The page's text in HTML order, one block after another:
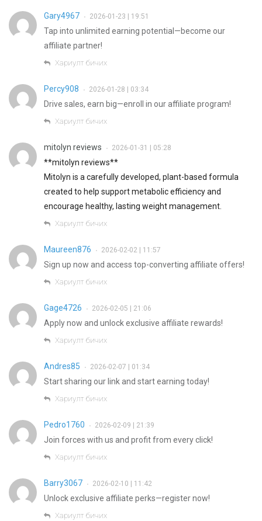
Gary4967 • 2026-01-23 | 19:51
Tap into unlimited earning potential—become our
affiliate partner!
Хариулт бичих
Percy908 • 2026-01-28 | 03:34
Drive sales, earn big—enroll in our affiliate program!
Хариулт бичих
mitolyn reviews • 2026-01-31 | 05:28
**mitolyn reviews**
Mitolyn is a carefully developed, plant-based formula
created to help support metabolic efficiency and
encourage healthy, lasting weight management.
Хариулт бичих
Maureen876 • 2026-02-02 | 11:57
Sign up now and access top-converting affiliate offers!
Хариулт бичих
Gage4726 • 2026-02-05 | 21:06
Apply now and unlock exclusive affiliate rewards!
Хариулт бичих
Andres85 • 2026-02-07 | 01:34
Start sharing our link and start earning today!
Хариулт бичих
Pedro1760 • 2026-02-09 | 21:39
Join forces with us and profit from every click!
Хариулт бичих
Barry3067 • 2026-02-10 | 11:42
Unlock exclusive affiliate perks—register now!
Хариулт бичих